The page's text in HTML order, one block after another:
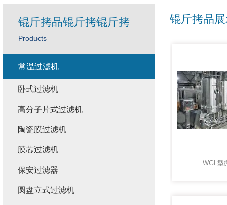
锟斤拷品
WGL型
锟斤拷品锟斤拷锟斤拷
Products
常温过滤机
卧式过滤机
高分子片式过滤机
陶瓷膜过滤机
膜芯过滤机
保安过滤器
圆盘立式过滤机